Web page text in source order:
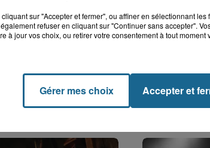
dans le
L'info locale
sur "Accepter et fermer", ou affiner en sélectionnant
refuser en cliquant sur "Continuer sans accepter".
à jour vos choix, ou retirer votre consentement à tout
Gérer mes choix Accepter et